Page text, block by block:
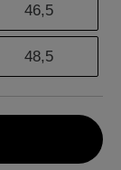
46,5
48,5